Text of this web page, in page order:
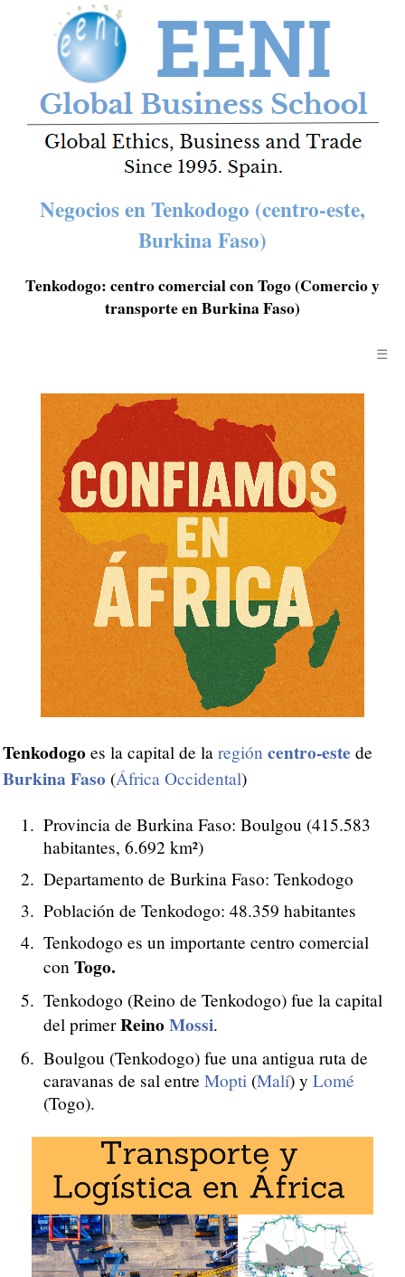
Negocios en Tenkodogo (centro-este,
Burkina Faso)
Tenkodogo: centro comercial con Togo (Comercio y
transporte en Burkina Faso)
☰
Tenkodogo es la capital de la región centro-este de
Burkina Faso (África Occidental)
Provincia de Burkina Faso: Boulgou (415.583
habitantes, 6.692 km²)
Departamento de Burkina Faso: Tenkodogo
Población de Tenkodogo: 48.359 habitantes
Tenkodogo es un importante centro comercial
con Togo.
Tenkodogo (Reino de Tenkodogo) fue la capital
del primerReinoMossi.
Boulgou (Tenkodogo) fue una antigua ruta de
caravanas de sal entre Mopti (Malí) y Lomé
(Togo).